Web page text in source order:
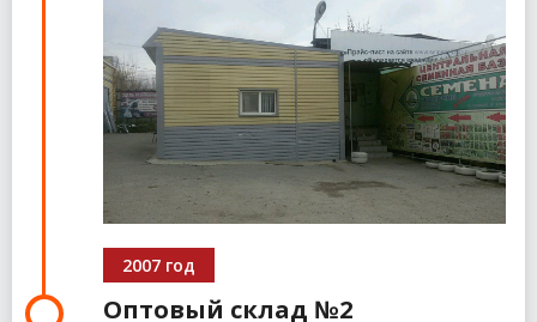
2007 год
Оптовый склад №2